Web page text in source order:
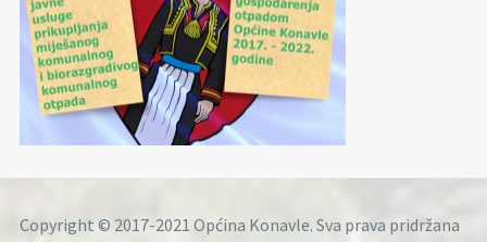
Copyright © 2017-2021 Općina Konavle. Sva prava pridržana